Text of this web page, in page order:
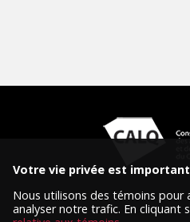
Votre vie privée est
Nous utilisons des témoins pour
analyser notre trafic. En cliquant